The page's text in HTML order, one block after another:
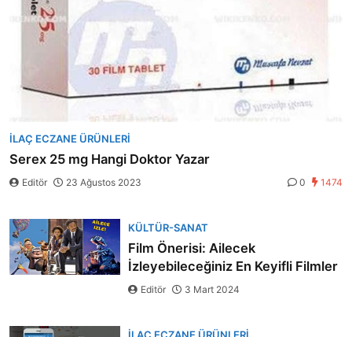
İLAÇ ECZANE ÜRÜNLERI
Serex 25 mg Hangi Doktor Yazar
Editör 23 Ağustos 2023 0 1474
KÜLTÜR-SANAT
Film Önerisi: Ailecek
İzleyebileceğiniz En Keyifli Filmler
Editör 3 Mart 2024